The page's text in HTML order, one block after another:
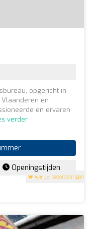
4.8 (8 beoordelingen)
opgericht in
en
en ervaren
verder
Openingstijden